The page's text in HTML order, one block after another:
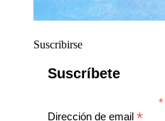
Suscribirse
Suscríbete
*
Dirección de email